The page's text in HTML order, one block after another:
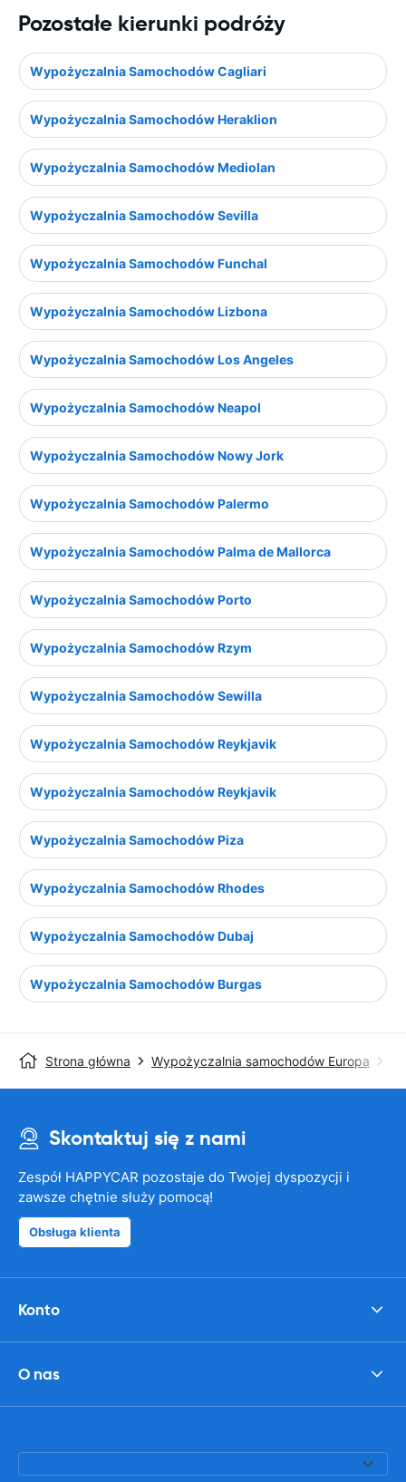
Pozostałe kierunki podróży
Wypożyczalnia Samochodów Cagliari
Wypożyczalnia Samochodów Heraklion
Wypożyczalnia Samochodów Mediolan
Wypożyczalnia Samochodów Sevilla
Wypożyczalnia Samochodów Funchal
Wypożyczalnia Samochodów Lizbona
Wypożyczalnia Samochodów Los Angeles
Wypożyczalnia Samochodów Neapol
Wypożyczalnia Samochodów Nowy Jork
Wypożyczalnia Samochodów Palermo
Wypożyczalnia Samochodów Palma de Mallorca
Wypożyczalnia Samochodów Porto
Wypożyczalnia Samochodów Rzym
Wypożyczalnia Samochodów Sewilla
Wypożyczalnia Samochodów Reykjavik
Wypożyczalnia Samochodów Reykjavik
Wypożyczalnia Samochodów Piza
Wypożyczalnia Samochodów Rhodes
Wypożyczalnia Samochodów Dubaj
Wypożyczalnia Samochodów Burgas
Strona główna Wypożyczalnia samochodów Europa
Skontaktuj się z nami
Zespół HAPPYCAR pozostaje do Twojej dyspozycji i
zawsze chętnie służy pomocą!
Obsługa klienta
Konto
O nas